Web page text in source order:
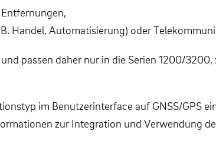
Handel, Automatisierung) oder
passen daher nur in die Serien 1200/
im Benutzerinterface auf GNSS/GPS
zur Integration und Verwendung